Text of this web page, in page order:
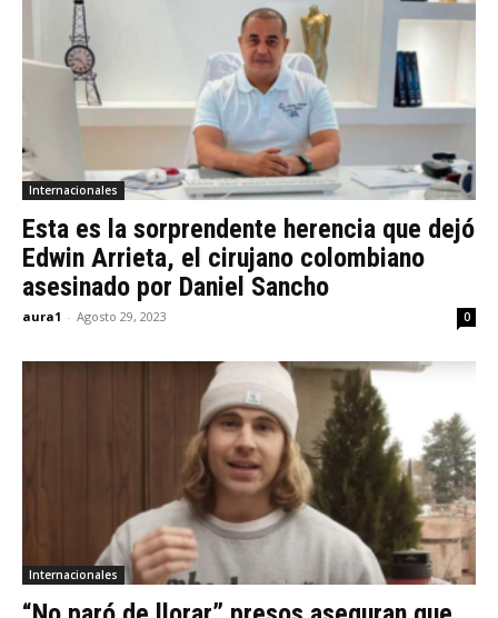
Internacionales
Esta es la sorprendente herencia que dejó
Edwin Arrieta, el cirujano colombiano
asesinado por Daniel Sancho
aura1 - Agosto 29, 2023 0
Internacionales